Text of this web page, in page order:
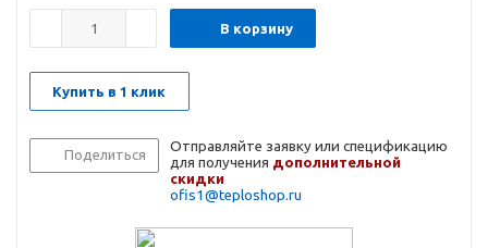
В корзину
Купить в 1 клик
Поделиться
Отправляйте заявку или спецификацию
для получения дополнительной
скидки
ofis1@teploshop.ru